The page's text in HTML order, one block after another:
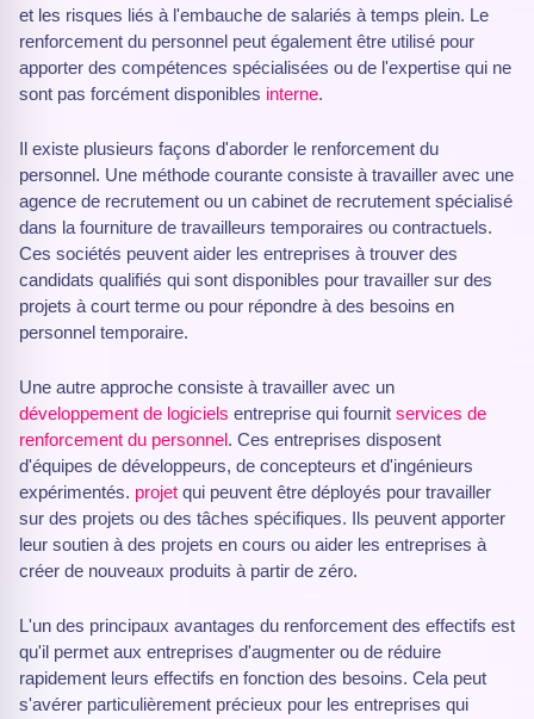
et les risques liés à l'embauche de salariés à temps plein. Le
renforcement du personnel peut également être utilisé pour
apporter des compétences spécialisées ou de l'expertise qui ne
sont pas forcément disponibles interne.
Il existe plusieurs façons d'aborder le renforcement du
personnel. Une méthode courante consiste à travailler avec une
agence de recrutement ou un cabinet de recrutement spécialisé
dans la fourniture de travailleurs temporaires ou contractuels.
Ces sociétés peuvent aider les entreprises à trouver des
candidats qualifiés qui sont disponibles pour travailler sur des
projets à court terme ou pour répondre à des besoins en
personnel temporaire.
Une autre approche consiste à travailler avec un
développement de logiciels entreprise qui fournit services de
renforcement du personnel. Ces entreprises disposent
d'équipes de développeurs, de concepteurs et d'ingénieurs
expérimentés. projet qui peuvent être déployés pour travailler
sur des projets ou des tâches spécifiques. Ils peuvent apporter
leur soutien à des projets en cours ou aider les entreprises à
créer de nouveaux produits à partir de zéro.
L'un des principaux avantages du renforcement des effectifs est
qu'il permet aux entreprises d'augmenter ou de réduire
rapidement leurs effectifs en fonction des besoins. Cela peut
s'avérer particulièrement précieux pour les entreprises qui